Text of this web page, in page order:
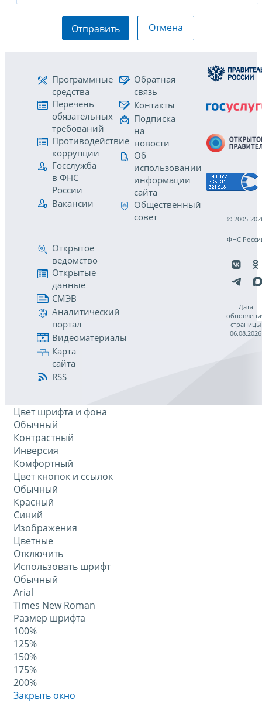
Отправить Отмена
Программные
средства
Перечень
обязательных
требований
Противодействие
коррупции
Госслужба
в ФНС
России
Вакансии
Обратная
связь
Контакты
Подписка
на
новости
Об
использовании
информации
сайта
Общественный
совет
Открытое
ведомство
Открытые
данные
СМЭВ
Аналитический
портал
Видеоматериалы
Карта
сайта
RSS
© 2005-
ФНС
Дата
страницы
06.08.2026
Цвет шрифта и фона
Обычный
Контрастный
Инверсия
Комфортный
Цвет кнопок и ссылок
Обычный
Красный
Синий
Изображения
Цветные
Отключить
Использовать шрифт
Обычный
Arial
Times New Roman
Размер шрифта
100%
125%
150%
175%
200%
Закрыть окно